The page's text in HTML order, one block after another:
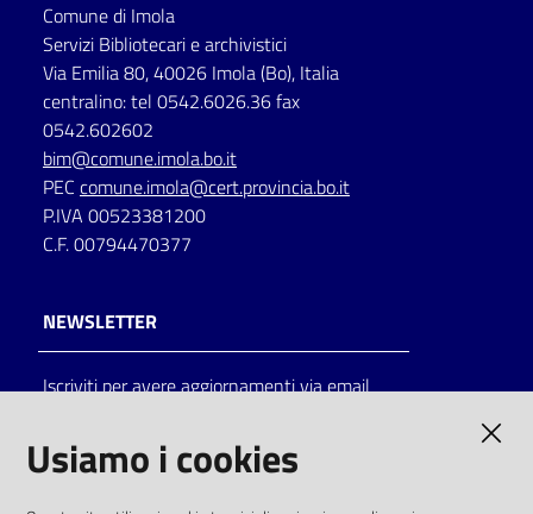
Catalogo
on line
Eventi
Chiedi al
bibliotecario
Avvisi
Orari
Comune di Imola
Servizi Bibliotecari e archivistici
Via Emilia 80, 40026 Imola (Bo), Italia
centralino: tel 0542.6026.36 fax
0542.602602
bim@comune.imola.bo.it
PEC comune.imola@cert.provincia.bo.it
P.IVA 00523381200
C.F. 00794470377
NEWSLETTER
Iscriviti per avere aggiornamenti via email
Usiamo i cookies